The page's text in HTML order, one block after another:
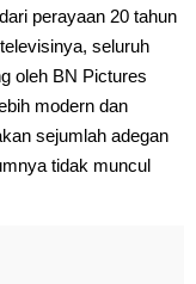
perayaan 20 tahun
seluruh
oleh BN Pictures
modern dan
sejumlah adegan
tidak muncul